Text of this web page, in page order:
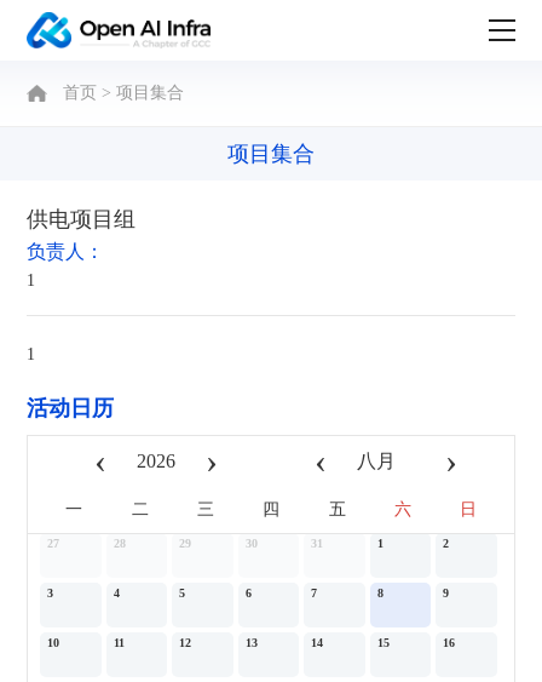
首页 >项目集合
项目集合
供电项目组
负责人：
1
1
活动日历
‹ › ‹ ›
一 二 三 四 五 六 日
27 28 29 30 31 1 2
3 4 5 6 7 8 9
10 11 12 13 14 15 16